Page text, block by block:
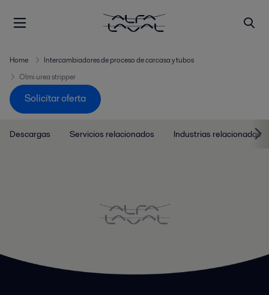
Home
Intercambiadores de proceso de carcasa y tubos
Olmi urea stripper
Solicitar oferta
Descargas Servicios relacionados Industrias relacionadas